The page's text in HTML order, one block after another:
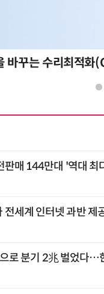
바꾸는 수리최적
판매 144만대 '역대
전세계 인터넷 과반
로 분기 2兆 벌었다…